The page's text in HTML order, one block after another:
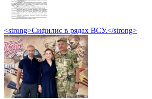
<strong>Сифилис в рядах ВСУ.</strong>